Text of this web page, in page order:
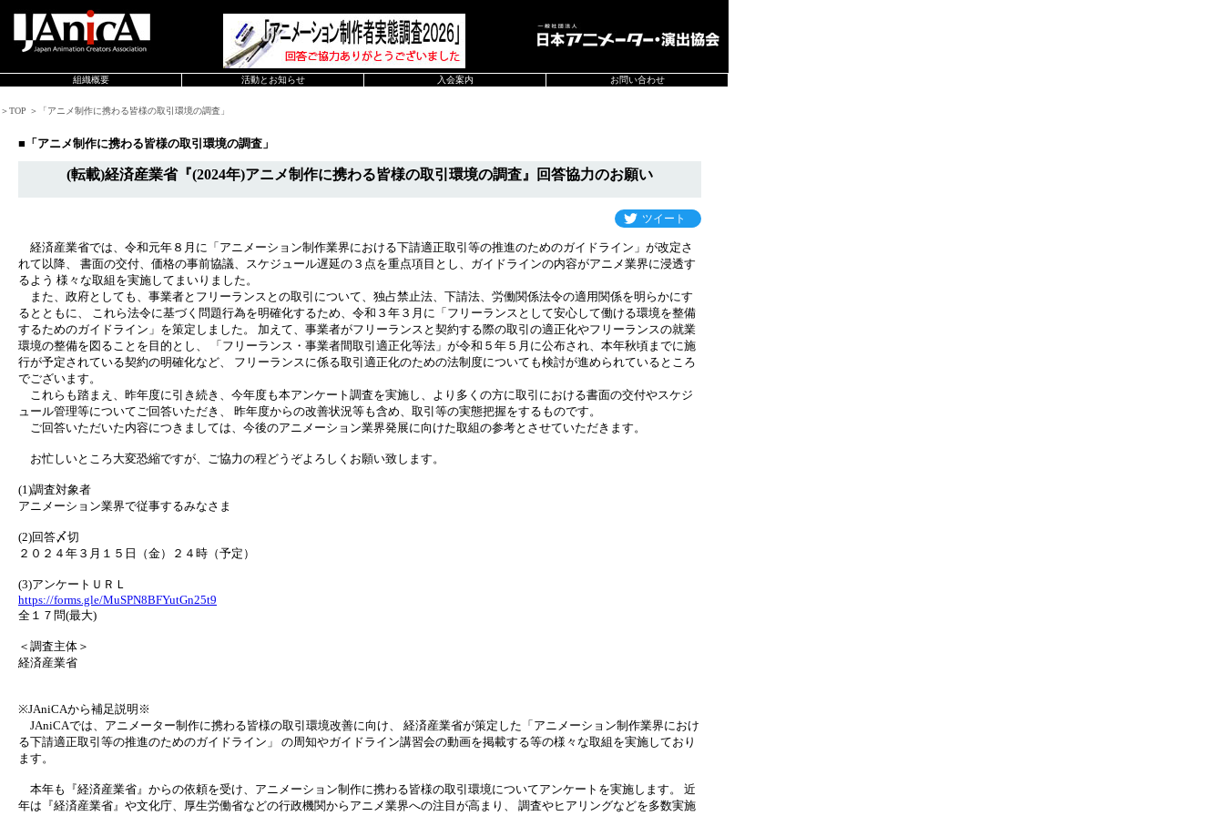
組織概要 活動とお知らせ 入会案内 お問い合わせ
＞TOP ＞「アニメ制作に携わる皆様の取引環境の調査」
■「アニメ制作に携わる皆様の取引環境の調査」
(転載)経済産業省『(2024年)アニメ制作に携わる皆様の取引環境の調査』回答協力のお願い
ツイート
経済産業省では、令和元年８月に「アニメーション制作業界における下請適正取引等の推進のためのガイドライン」が改定さ
れて以降、 書面の交付、価格の事前協議、スケジュール遅延の３点を重点項目とし、ガイドラインの内容がアニメ業界に浸透す
るよう 様々な取組を実施してまいりました。
また、政府としても、事業者とフリーランスとの取引について、独占禁止法、下請法、労働関係法令の適用関係を明らかにす
るとともに、 これら法令に基づく問題行為を明確化するため、令和３年３月に「フリーランスとして安心して働ける環境を整備
するためのガイドライン」を策定しました。 加えて、事業者がフリーランスと契約する際の取引の適正化やフリーランスの就業
環境の整備を図ることを目的とし、 「フリーランス・事業者間取引適正化等法」が令和５年５月に公布され、本年秋頃までに施
行が予定されている契約の明確化など、 フリーランスに係る取引適正化のための法制度についても検討が進められているところ
でございます。
これらも踏まえ、昨年度に引き続き、今年度も本アンケート調査を実施し、より多くの方に取引における書面の交付やスケジ
ュール管理等についてご回答いただき、 昨年度からの改善状況等も含め、取引等の実態把握をするものです。
ご回答いただいた内容につきましては、今後のアニメーション業界発展に向けた取組の参考とさせていただきます。
お忙しいところ大変恐縮ですが、ご協力の程どうぞよろしくお願い致します。
(1)調査対象者
アニメーション業界で従事するみなさま
(2)回答〆切
２０２４年３月１５日（金）２４時（予定）
(3)アンケートＵＲＬ
https://forms.gle/MuSPN8BFYutGn25t9
全１７問(最大)
＜調査主体＞
経済産業省
※JAniCAから補足説明※
JAniCAでは、アニメーター制作に携わる皆様の取引環境改善に向け、 経済産業省が策定した「アニメーション制作業界におけ
る下請適正取引等の推進のためのガイドライン」 の周知やガイドライン講習会の動画を掲載する等の様々な取組を実施しており
ます。
本年も『経済産業省』からの依頼を受け、アニメーション制作に携わる皆様の取引環境についてアンケートを実施します。 近
年は『経済産業省』や文化庁、厚生労働省などの行政機関からアニメ業界への注目が高まり、 調査やヒアリングなどを多数実施